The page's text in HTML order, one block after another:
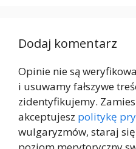
Dodaj komentarz
Opinie nie są
i usuwamy fałszywe
zidentyfikujemy.
akceptujesz politykę
wulgaryzmów, staraj